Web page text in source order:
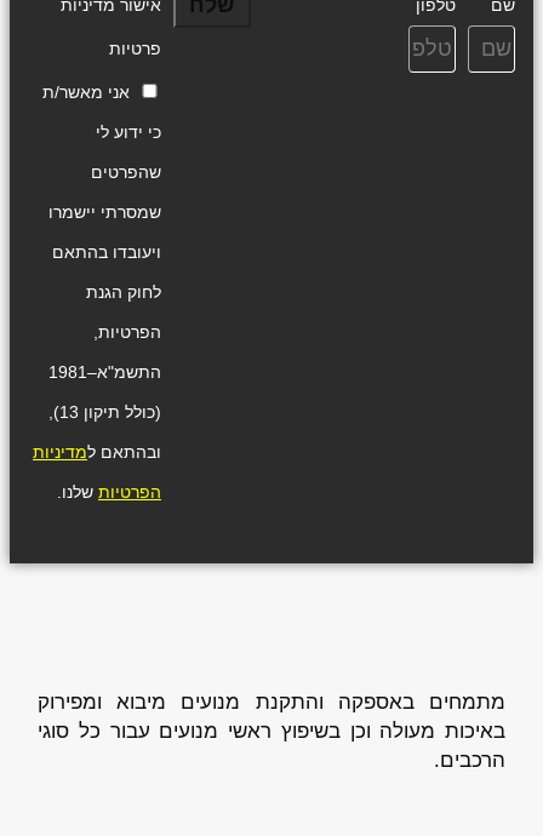
שם טלפון אישור מדיניות
פרטיות
אני מאשר/ת
כי ידוע לי
שהפרטים
שמסרתי יישמרו
ויעובדו בהתאם
לחוק הגנת
הפרטיות,
התשמ"א–1981
(כולל תיקון 13),
ובהתאם למדיניות
הפרטיות שלנו.
מתמחים באספקה והתקנת מנועים מיבוא ומפירוק
באיכות מעולה וכן בשיפוץ ראשי מנועים עבור כל סוגי
הרכבים.